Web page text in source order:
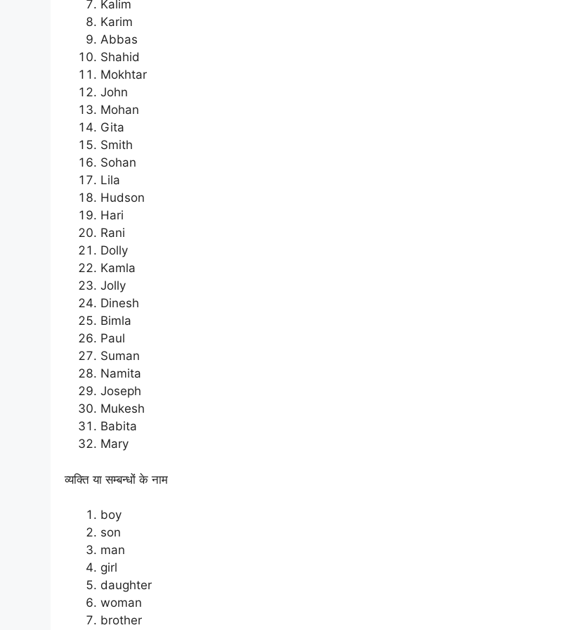
Kalim
Karim
Abbas
Shahid
Mokhtar
John
Mohan
Gita
Smith
Sohan
Lila
Hudson
Hari
Rani
Dolly
Kamla
Jolly
Dinesh
Bimla
Paul
Suman
Namita
Joseph
Mukesh
Babita
Mary
व्यक्ति या सम्बन्धों के नाम
boy
son
man
girl
daughter
woman
brother